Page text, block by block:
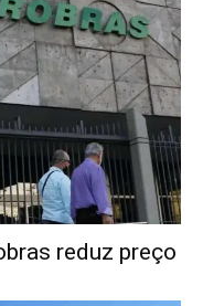
reduz preço